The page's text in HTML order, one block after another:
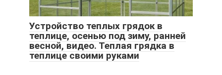
Устройство теплых грядок в
теплице, осенью под зиму, ранней
весной, видео. Теплая грядка в
теплице своими руками